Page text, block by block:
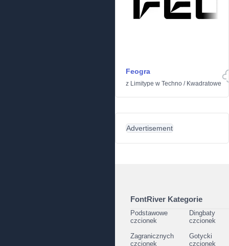
Feogra
z Limitype w Techno / Kwadratowe
Advertisement
FontRiver Kategorie
Podstawowe
czcionek
Dingbaty
czcionek
Zagranicznych
czcionek
Gotycki
czcionek